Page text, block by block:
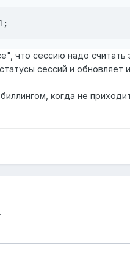
что сессию надо считать
сессий и обновляет
когда не